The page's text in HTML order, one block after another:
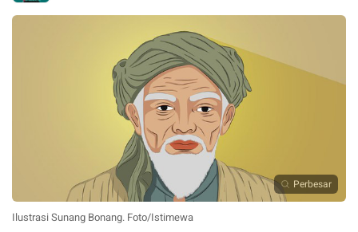
Perbesar
Ilustrasi Sunang Bonang. Foto/Istimewa